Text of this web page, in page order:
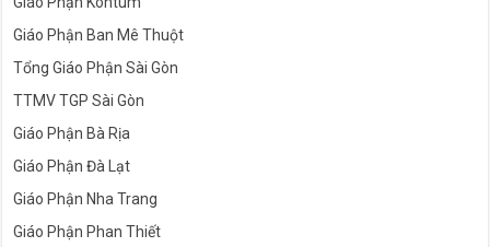
Giáo Phận Ban Mê Thuột
Tổng Giáo Phận Sài Gòn
TTMV TGP Sài Gòn
Giáo Phận Bà Rịa
Giáo Phận Đà Lạt
Giáo Phận Nha Trang
Giáo Phận Phan Thiết